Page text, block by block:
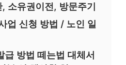
소유권이전, 방문주기
업 신청 방법 / 노인 일
급 방법 떼는법 대체서